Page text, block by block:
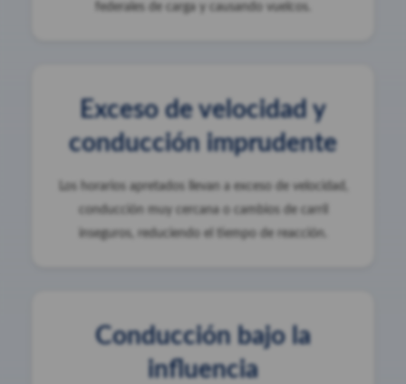
federales de carga y causando vuelcos.
Exceso de velocidad y
conducción imprudente
Los horarios apretados llevan a exceso de velocidad,
conducción muy cercana o cambios de carril
inseguros, reduciendo el tiempo de reacción.
Conducción bajo la
influencia